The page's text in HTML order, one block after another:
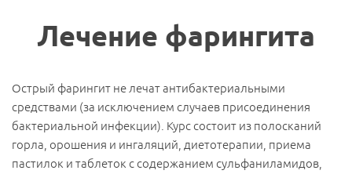
Лечение фарингита
Острый фарингит не лечат антибактериальными
средствами (за исключением случаев присоединения
бактериальной инфекции). Курс состоит из полосканий
горла, орошения и ингаляций, диетотерапии, приема
пастилок и таблеток с содержанием сульфаниламидов,